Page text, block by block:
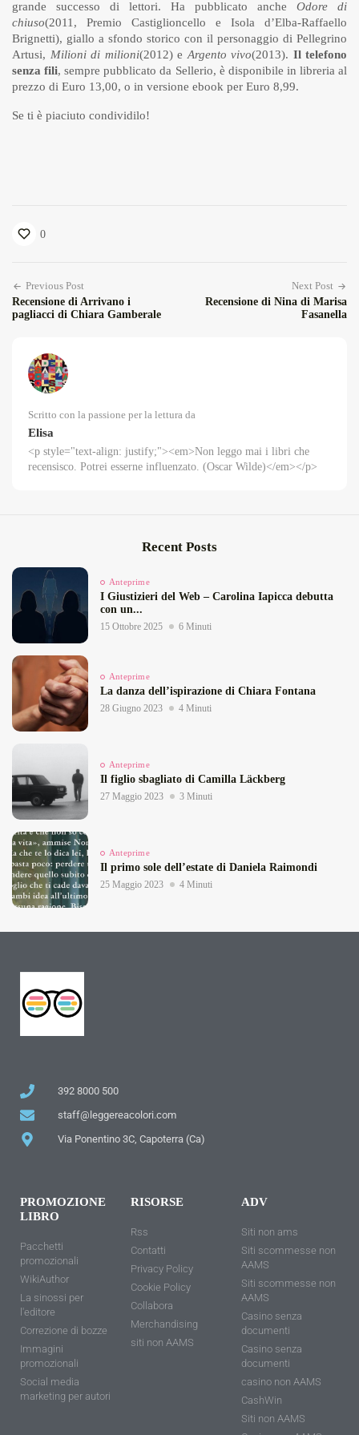
grande successo di lettori. Ha pubblicato anche Odore di
chiuso(2011, Premio Castiglioncello e Isola d’Elba-Raffaello
Brignetti), giallo a sfondo storico con il personaggio di Pellegrino
Artusi, Milioni di milioni(2012) e Argento vivo(2013). Il telefono
senza fili, sempre pubblicato da Sellerio, è disponibile in libreria al
prezzo di Euro 13,00, o in versione ebook per Euro 8,99.
Se ti è piaciuto condividilo!
0
Previous Post
Recensione di Arrivano i
pagliacci di Chiara Gamberale
Next Post
Recensione di Nina di Marisa
Fasanella
Scritto con la passione per la lettura da
Elisa
<p style="text-align: justify;"><em>Non leggo mai i libri che
recensisco. Potrei esserne influenzato. (Oscar Wilde)</em></p>
Recent Posts
Anteprime
I Giustizieri del Web – Carolina Iapicca debutta
con un...
15 Ottobre 2025 6 Minuti
Anteprime
La danza dell’ispirazione di Chiara Fontana
28 Giugno 2023 4 Minuti
Anteprime
Il figlio sbagliato di Camilla Läckberg
27 Maggio 2023 3 Minuti
Anteprime
Il primo sole dell’estate di Daniela Raimondi
25 Maggio 2023 4 Minuti
392 8000 500
staff@leggereacolori.com
Via Ponentino 3C, Capoterra (Ca)
PROMOZIONE
LIBRO
Pacchetti
promozionali
WikiAuthor
La sinossi per
l'editore
Correzione di bozze
Immagini
promozionali
Social media
marketing per autori
RISORSE
Rss
Contatti
Privacy Policy
Cookie Policy
Collabora
Merchandising
siti non AAMS
ADV
Siti non ams
Siti scommesse non
AAMS
Siti scommesse non
AAMS
Casino senza
documenti
Casino senza
documenti
casino non AAMS
CashWin
Siti non AAMS